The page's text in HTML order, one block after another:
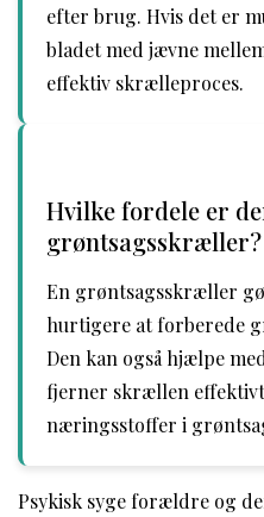
efter brug. Hvis det er
bladet med jævne
effektiv skrælleproces.
Hvilke fordele er
grøntsagsskræller?
En grøntsagsskræller
hurtigere at forberede
Den kan også hjælpe
fjerner skrællen
næringsstoffer i
Psykisk syge forældre og